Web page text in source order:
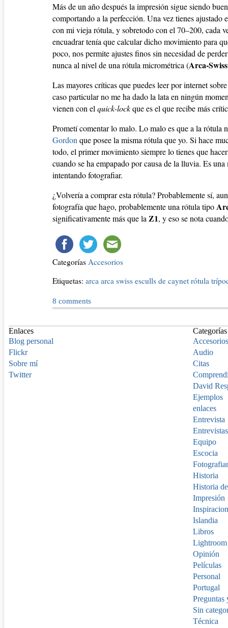
Más de un año después la impresión sigue siendo
comportando a la perfección. Una vez tienes ajustado
con mi vieja rótula, y sobretodo con el 70–200, cada
encuadrar tenía que calcular dicho movimiento para
poco, nos permite ajustes finos sin necesidad de
nunca al nivel de una rótula micrométrica (Arca-
Las mayores críticas que puedes leer por internet
caso particular no me ha dado la lata en ningún
vienen con el quick-lockque es el que recibe más
Prometí comentar lo malo. Lo malo es que a la
Gordon que posee la misma rótula que yo. Si hace
todo, el primer movimiento siempre lo tienes que
cuando se ha empapado por causa de la lluvia. Es
intentando fotografiar.
¿Volvería a comprar esta rótula? Probablemente sí,
fotografía que hago, probablemente una rótula tipo
significativamente más que la Z1, y eso se nota
Categorías Accesorios
Etiquetas: arca arca swiss esculls de caynet rótula
8 comments
Enlaces
Blog personal
Flickr
Sobre mí
Twitter
Categorías
Accesorios
Audio
Citas
David
Ejemplos
enlaces
Entrevista
Entrevistas
Equipo
Escocia
Historia
Historia
Impresión
Islandia
Libros
Lightroom
Opinión
Películas
Personal
Portugal
Preguntas
Sin
Técnica